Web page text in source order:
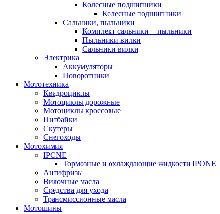
Колесные подшипники
Колесные подшипники
Сальники, пыльники
Комплект сальники + пыльники
Пыльники вилки
Сальники вилки
Электрика
Аккумуляторы
Поворотники
Мототехника
Квадроциклы
Мотоциклы дорожные
Мотоциклы кроссовые
Питбайки
Скутеры
Снегоходы
Мотохимия
IPONE
Тормозные и охлаждающие жидкости IPONE
Антифризы
Вилочные масла
Средства для ухода
Трансмиссионные масла
Мотошины